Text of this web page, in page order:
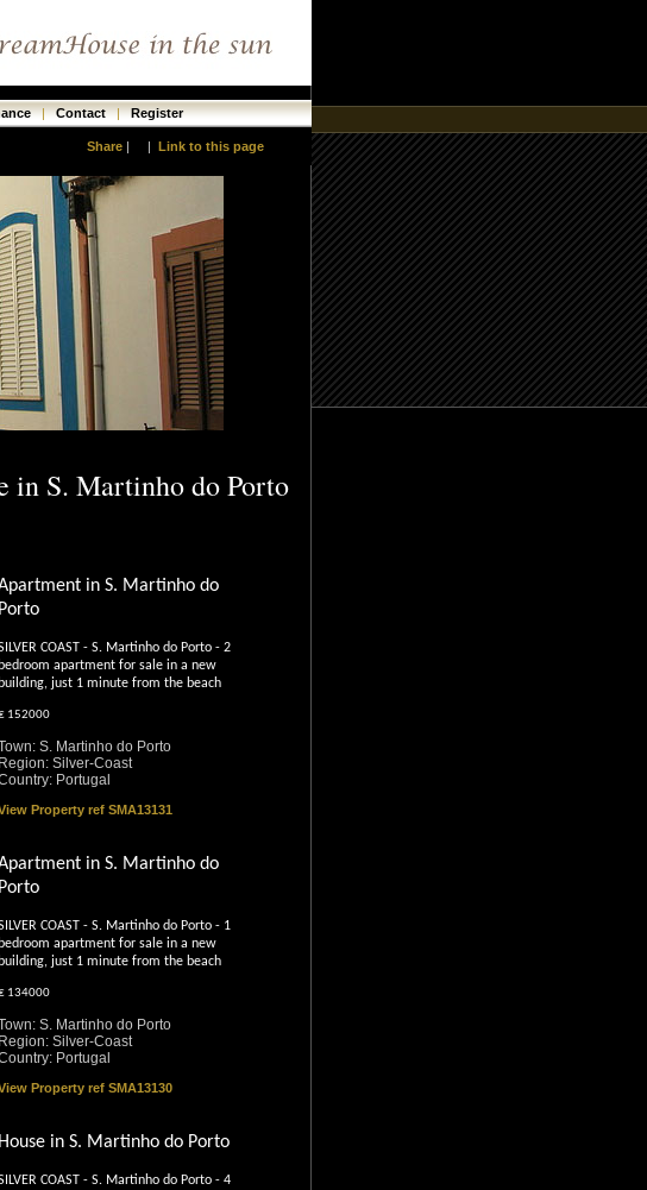
| Contact | Register
Share | | Link to this page
in S. Martinho do Porto
in S. Martinho do
Porto
COAST - S. Martinho do Porto - 2
bedroom apartment for sale in a new
building, just 1 minute from the beach
152000
S. Martinho do Porto
Region: Silver-Coast
Portugal
Property ref SMA13131
in S. Martinho do
Porto
COAST - S. Martinho do Porto - 1
bedroom apartment for sale in a new
building, just 1 minute from the beach
134000
S. Martinho do Porto
Region: Silver-Coast
Portugal
Property ref SMA13130
House in S. Martinho do Porto
COAST - S. Martinho do Porto - 4